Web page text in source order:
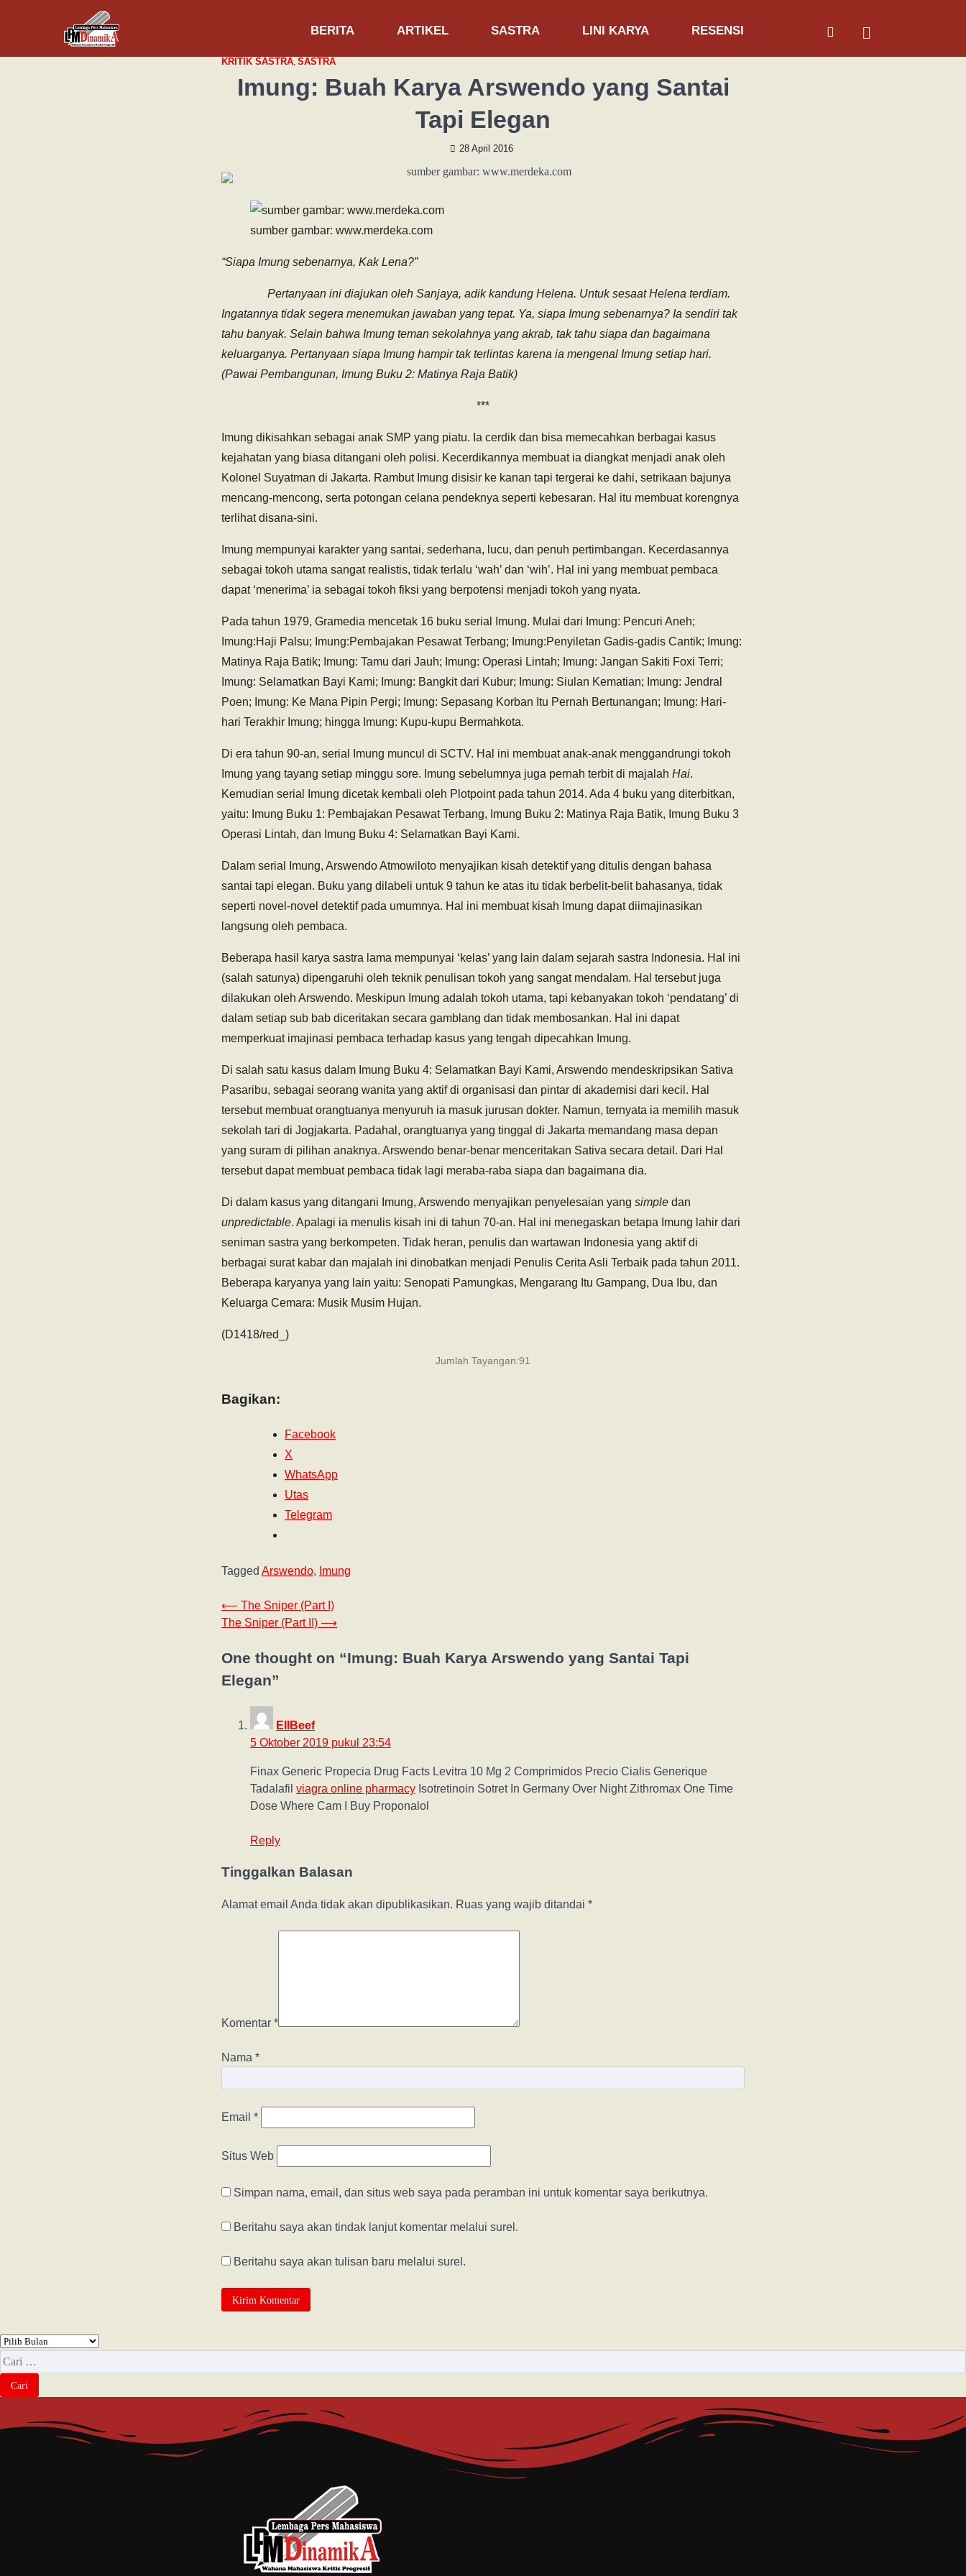
BERITA ARTIKEL SASTRA LINI KARYA RESENSI
KRITIK SASTRA, SASTRA
Imung: Buah Karya Arswendo yang Santai
Tapi Elegan
28 April 2016
sumber gambar: www.merdeka.com
“Siapa Imung sebenarnya, Kak Lena?”
Pertanyaan ini diajukan oleh Sanjaya, adik kandung Helena. Untuk sesaat Helena terdiam.
Ingatannya tidak segera menemukan jawaban yang tepat. Ya, siapa Imung sebenarnya? Ia sendiri tak
tahu banyak. Selain bahwa Imung teman sekolahnya yang akrab, tak tahu siapa dan bagaimana
keluarganya. Pertanyaan siapa Imung hampir tak terlintas karena ia mengenal Imung setiap hari.
(Pawai Pembangunan, Imung Buku 2: Matinya Raja Batik)
***
Imung dikisahkan sebagai anak SMP yang piatu. Ia cerdik dan bisa memecahkan berbagai kasus
kejahatan yang biasa ditangani oleh polisi. Kecerdikannya membuat ia diangkat menjadi anak oleh
Kolonel Suyatman di Jakarta. Rambut Imung disisir ke kanan tapi tergerai ke dahi, setrikaan bajunya
mencang-mencong, serta potongan celana pendeknya seperti kebesaran. Hal itu membuat korengnya
terlihat disana-sini.
Imung mempunyai karakter yang santai, sederhana, lucu, dan penuh pertimbangan. Kecerdasannya
sebagai tokoh utama sangat realistis, tidak terlalu ‘wah’ dan ‘wih’. Hal ini yang membuat pembaca
dapat ‘menerima’ ia sebagai tokoh fiksi yang berpotensi menjadi tokoh yang nyata.
Pada tahun 1979, Gramedia mencetak 16 buku serial Imung. Mulai dari Imung: Pencuri Aneh;
Imung:Haji Palsu; Imung:Pembajakan Pesawat Terbang; Imung:Penyiletan Gadis-gadis Cantik; Imung:
Matinya Raja Batik; Imung: Tamu dari Jauh; Imung: Operasi Lintah; Imung: Jangan Sakiti Foxi Terri;
Imung: Selamatkan Bayi Kami; Imung: Bangkit dari Kubur; Imung: Siulan Kematian; Imung: Jendral
Poen; Imung: Ke Mana Pipin Pergi; Imung: Sepasang Korban Itu Pernah Bertunangan; Imung: Hari-
hari Terakhir Imung; hingga Imung: Kupu-kupu Bermahkota.
Di era tahun 90-an, serial Imung muncul di SCTV. Hal ini membuat anak-anak menggandrungi tokoh
Imung yang tayang setiap minggu sore. Imung sebelumnya juga pernah terbit di majalah Hai.
Kemudian serial Imung dicetak kembali oleh Plotpoint pada tahun 2014. Ada 4 buku yang diterbitkan,
yaitu: Imung Buku 1: Pembajakan Pesawat Terbang, Imung Buku 2: Matinya Raja Batik, Imung Buku 3
Operasi Lintah, dan Imung Buku 4: Selamatkan Bayi Kami.
Dalam serial Imung, Arswendo Atmowiloto menyajikan kisah detektif yang ditulis dengan bahasa
santai tapi elegan. Buku yang dilabeli untuk 9 tahun ke atas itu tidak berbelit-belit bahasanya, tidak
seperti novel-novel detektif pada umumnya. Hal ini membuat kisah Imung dapat diimajinasikan
langsung oleh pembaca.
Beberapa hasil karya sastra lama mempunyai ‘kelas’ yang lain dalam sejarah sastra Indonesia. Hal ini
(salah satunya) dipengaruhi oleh teknik penulisan tokoh yang sangat mendalam. Hal tersebut juga
dilakukan oleh Arswendo. Meskipun Imung adalah tokoh utama, tapi kebanyakan tokoh ‘pendatang’ di
dalam setiap sub bab diceritakan secara gamblang dan tidak membosankan. Hal ini dapat
memperkuat imajinasi pembaca terhadap kasus yang tengah dipecahkan Imung.
Di salah satu kasus dalam Imung Buku 4: Selamatkan Bayi Kami, Arswendo mendeskripsikan Sativa
Pasaribu, sebagai seorang wanita yang aktif di organisasi dan pintar di akademisi dari kecil. Hal
tersebut membuat orangtuanya menyuruh ia masuk jurusan dokter. Namun, ternyata ia memilih masuk
sekolah tari di Jogjakarta. Padahal, orangtuanya yang tinggal di Jakarta memandang masa depan
yang suram di pilihan anaknya. Arswendo benar-benar menceritakan Sativa secara detail. Dari Hal
tersebut dapat membuat pembaca tidak lagi meraba-raba siapa dan bagaimana dia.
Di dalam kasus yang ditangani Imung, Arswendo menyajikan penyelesaian yang simple dan
unpredictable. Apalagi ia menulis kisah ini di tahun 70-an. Hal ini menegaskan betapa Imung lahir dari
seniman sastra yang berkompeten. Tidak heran, penulis dan wartawan Indonesia yang aktif di
berbagai surat kabar dan majalah ini dinobatkan menjadi Penulis Cerita Asli Terbaik pada tahun 2011.
Beberapa karyanya yang lain yaitu: Senopati Pamungkas, Mengarang Itu Gampang, Dua Ibu, dan
Keluarga Cemara: Musik Musim Hujan.
(D1418/red_)
Jumlah Tayangan:91
Bagikan:
Facebook
X
WhatsApp
Utas
Telegram
Tagged Arswendo, Imung
⟵ The Sniper (Part I)
The Sniper (Part II) ⟶
One thought on “Imung: Buah Karya Arswendo yang Santai Tapi
Elegan”
EllBeef
5 Oktober 2019 pukul 23:54
Finax Generic Propecia Drug Facts Levitra 10 Mg 2 Comprimidos Precio Cialis Generique
Tadalafil viagra online pharmacy Isotretinoin Sotret In Germany Over Night Zithromax One Time
Dose Where Cam I Buy Proponalol
Reply
Tinggalkan Balasan
Alamat email Anda tidak akan dipublikasikan. Ruas yang wajib ditandai *
Komentar *
Nama *
Email *
Situs Web
Simpan nama, email, dan situs web saya pada peramban ini untuk komentar saya berikutnya.
Beritahu saya akan tindak lanjut komentar melalui surel.
Beritahu saya akan tulisan baru melalui surel.